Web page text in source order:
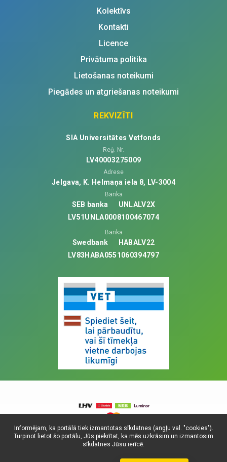
Informējam, ka portālā tiek izmantotas sīkdatnes (angļu val. "cookies").
Turpinot lietot šo portālu, Jūs piekrītat, ka mēs uzkrāsim un izmantosim
sīkdatnes Jūsu ierīcē.
Kolektīvs
Kontakti
Licence
Privātuma politika
Lietošanas noteikumi
Piegādes un atgriešanas noteikumi
REKVIZĪTI
SIA Universitātes Vetfonds
Reģ. Nr.
LV40003275009
Adrese
Jelgava, K. Helmaņa iela 8, LV-3004
Banka
SEB banka
UNLALV2X
LV51UNLA0008100467074
Banka
Swedbank
HABALV22
LV83HABA0551060394797
© Visas tiesības aizsargātas, 2025. SIA
Universitātes Vetfonds